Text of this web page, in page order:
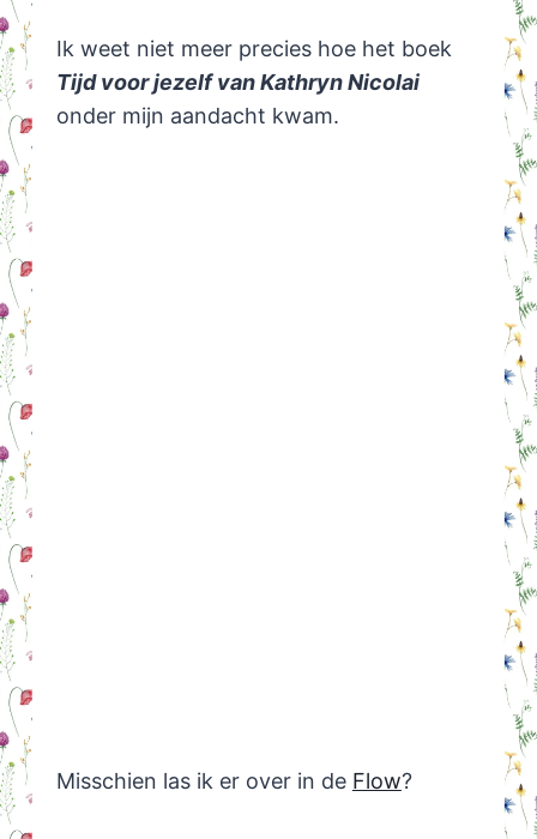
Ik weet niet meer precies hoe het boek
Tijd voor jezelf van Kathryn Nicolai
onder mijn aandacht kwam.
Misschien las ik er over in de Flow?